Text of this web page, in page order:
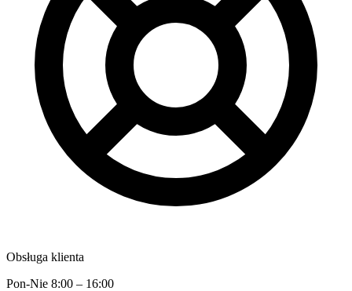
Obsługa klienta
Pon-Nie 8:00 – 16:00